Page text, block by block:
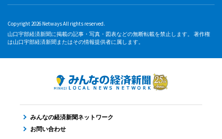
Copyright 2026 Netways All rights reserved.
山口宇部経済新聞に掲載の記事・写真・図表などの無断転載を禁止します。 著作権
は山口宇部経済新聞またはその情報提供者に属します。
みんなの経済新聞ネットワーク
お問い合わせ